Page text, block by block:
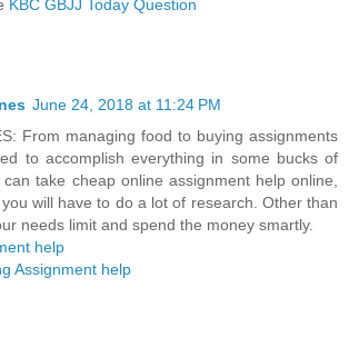
KBC GBJJ Today Question
June 24, 2018 at 11:24 PM
From managing food to buying assignments
to accomplish everything in some bucks of
can take cheap online assignment help online,
will have to do a lot of research. Other than
needs limit and spend the money smartly.
help
Assignment help